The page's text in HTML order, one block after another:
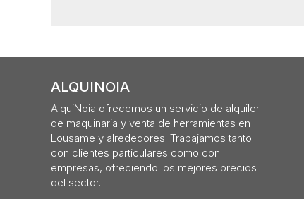
ALQUINOIA
AlquiNoia ofrecemos un servicio de alquiler
de maquinaria y venta de herramientas en
Lousame y alrededores. Trabajamos tanto
con clientes particulares como con
empresas, ofreciendo los mejores precios
del sector.